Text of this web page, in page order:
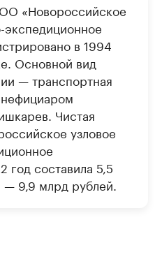
«Новороссийское
экспедиционное
в 1994
Основной вид
— транспортная
Чистая
узловое
год составила 5,5
9,9 млрд рублей.